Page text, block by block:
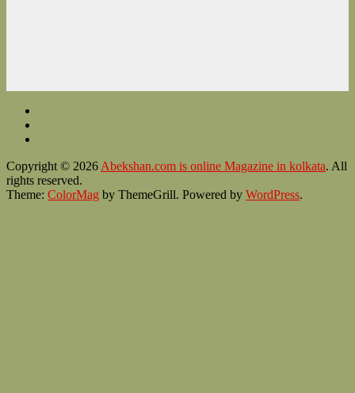
Copyright © 2026 Abekshan.com is online Magazine in kolkata. All
rights reserved.
Theme: ColorMag by ThemeGrill. Powered by WordPress.